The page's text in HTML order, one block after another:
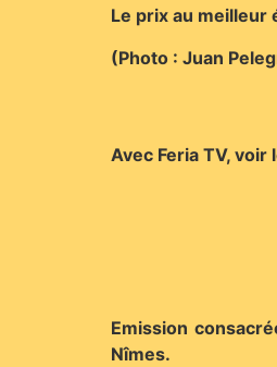
Le prix au meilleur
(Photo : Juan
Avec Feria TV,
Emission
Nîmes.